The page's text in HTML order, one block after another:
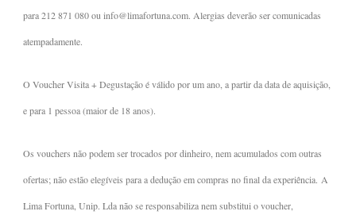
para 212 871 080 ou info@limafortuna.com. Alergias deverão ser comunicadas
atempadamente.
O Voucher Visita + Degustação é válido por um ano, a partir da data de aquisição,
e para 1 pessoa (maior de 18 anos).
Os vouchers não podem ser trocados por dinheiro, nem acumulados com outras
ofertas; não estão elegíveis para a dedução em compras no final da experiência. A
Lima Fortuna, Unip. Lda não se responsabiliza nem substitui o voucher,